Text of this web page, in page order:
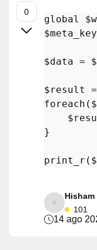
global
$meta_key
$data =
$result
foreach (
}
print_r (
Hisham
101
14 ago